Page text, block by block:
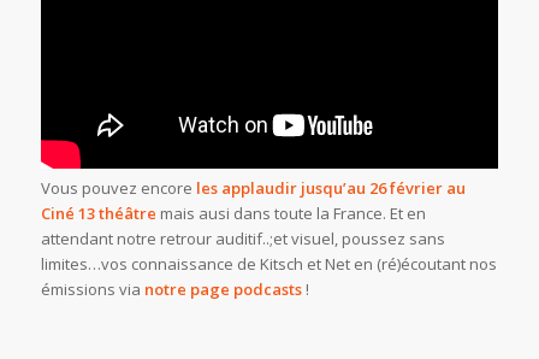
Vous pouvez encore les applaudir jusqu’au 26 février au
Ciné 13 théâtre mais ausi dans toute la France. Et en
attendant notre retrour auditif..;et visuel, poussez sans
limites…vos connaissance de Kitsch et Net en (ré)écoutant nos
émissions via notre page podcasts!